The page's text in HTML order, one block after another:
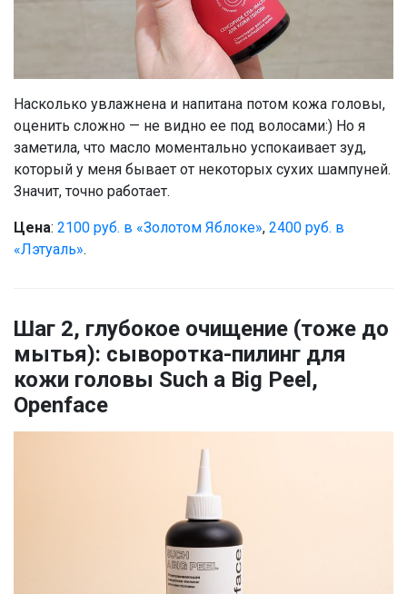
Насколько увлажнена и напитана потом кожа головы,
оценить сложно — не видно ее под волосами:) Но я
заметила, что масло моментально успокаивает зуд,
который у меня бывает от некоторых сухих шампуней.
Значит, точно работает.
Цена: 2100 руб. в «Золотом Яблоке», 2400 руб. в
«Лэтуаль».
Шаг 2, глубокое очищение (тоже до
мытья): сыворотка-пилинг для
кожи головы Such a Big Peel,
Openface